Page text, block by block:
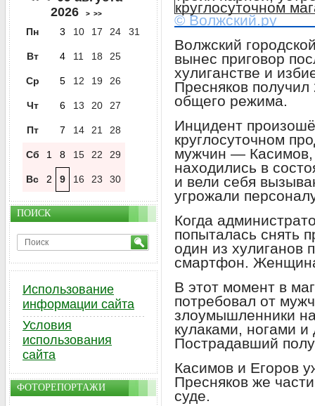
© Волжский.ру
Волжский
вынес приговор
хулиганстве и
Пресняков
общего режима.
Инцидент
круглосуточном
мужчин —
находились в
и вели себя
угрожали
Когда
попыталась снять
один из хулиганов
смартфон.
В этот момент в
потребовал от
злоумышленники
кулаками, ногами
Пострадавший
Касимов и Егоров
Пресняков же
суде.
2026
> >>
Пн 3 10 17 24 31
Вт 4 11 18 25
Ср 5 12 19 26
Чт 6 13 20 27
Пт 7 14 21 28
Сб 1 8 15 22 29
Вс 2 9 16 23 30
ПОИСК
Использование
информации сайта
Условия
использования
сайта
ФОТОРЕПОРТАЖИ